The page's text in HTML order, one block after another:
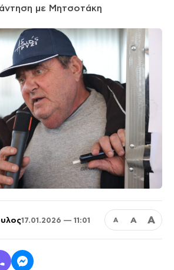
με Μητσοτάκη
17.01.2026 — 11:01 Α Α Α